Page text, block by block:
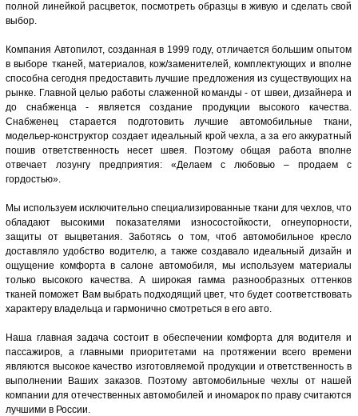
полной линейкой расцветок, посмотреть образцы в живую и сделать свой
выбор.
Компания Автопилот, созданная в 1999 году, отличается большим опытом
в выборе тканей, материалов, кож/заменителей, комплектующих и вполне
способна сегодня предоставить лучшие предложения из существующих на
рынке. Главной целью работы слаженной команды - от швеи, дизайнера и
до снабженца - является создание продукции высокого качества.
Снабженец старается подготовить лучшие автомобильные ткани,
модельер-конструктор создает идеальный крой чехла, а за его аккуратный
пошив ответственность несет швея. Поэтому общая работа вполне
отвечает лозунгу предприятия: «Делаем с любовью – продаем с
гордостью».
Мы используем исключительно специализированные ткани для чехлов, что
обладают высокими показателями износостойкости, огнеупорности,
защиты от выцветания. Заботясь о том, чтоб автомобильное кресло
доставляло удобство водителю, а также создавало идеальный дизайн и
ощущение комфорта в салоне автомобиля, мы используем материалы
только высокого качества. А широкая гамма разнообразных оттенков
тканей поможет Вам выбрать подходящий цвет, что будет соответствовать
характеру владельца и гармонично смотреться в его авто.
Наша главная задача состоит в обеспечении комфорта для водителя и
пассажиров, а главными приоритетами на протяжении всего времени
являются высокое качество изготовляемой продукции и ответственность в
выполнении Ваших заказов. Поэтому автомобильные чехлы от нашей
компании для отечественных автомобилей и иномарок по праву считаются
лучшими в России.